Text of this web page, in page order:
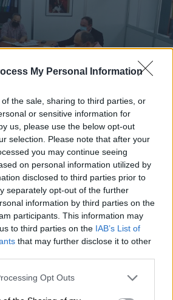
My Personal Information
the sale, sharing to third parties, or
or sensitive information for
us, please use the below opt-out
selection. Please note that after your
you may continue seeing
on personal information utilized by
disclosed to third parties prior to
separately opt-out of the further
information by third parties on the
participants. This information may
to third parties on the IAB’s List of
that may further disclose it to other
Opt Outs
ΜΕΤΡΑ ΠΡΟΣΤΑΣΙΑΣ ΤΟ
ΤΗ ΔΕΥΤΕΡΑ!